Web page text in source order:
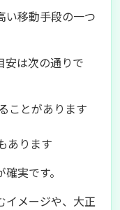
い移動手段の一つ
安は次の通りで
ことがあります
あります
実です。
イメージや、大正